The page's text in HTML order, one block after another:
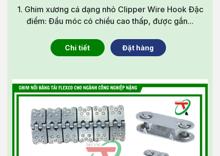
1. Ghim xương cá dạng nhỏ Clipper Wire Hook Đặc
điểm: Đầu móc có chiều cao thấp, được gắn...
Chi tiết Đặt hàng